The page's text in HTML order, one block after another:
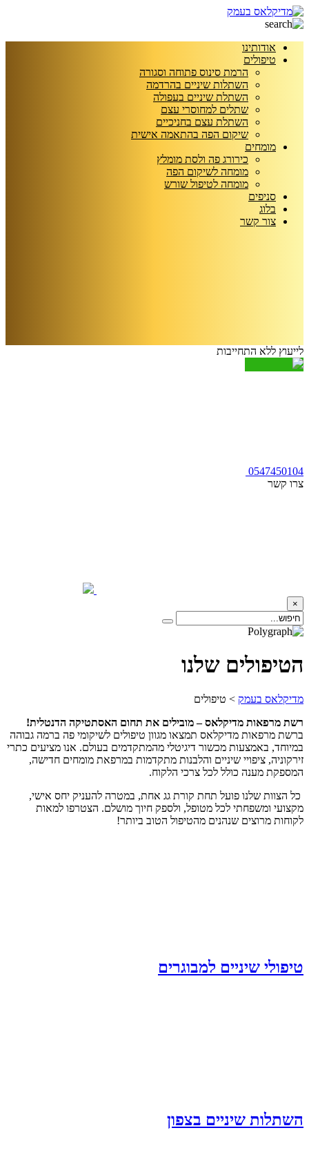
אודותינו
טיפולים
הרמת סינוס פתוחה וסגורה
השתלות שיניים בהרדמה
השתלת שיניים בעפולה
שתלים למחוסרי עצם
השתלת עצם בחניכיים
שיקום הפה בהתאמה אישית
מומחים
כירורג פה ולסת מומלץ
מומחה לשיקום הפה
מומחה לטיפול שורש
סניפים
בלוג
צור קשר
לייעוץ ללא התחייבות
0547450104
צרו קשר
×
הטיפולים שלנו
מדיקלאס בעמק > טיפולים
רשת מרפאות מדיקלאס – מובילים את תחום האסתטיקה הדנטלית!
ברשת מרפאות מדיקלאס תמצאו מגוון טיפולים לשיקומי פה ברמה גבוהה
במיוחד, באמצעות מכשור דיגיטלי מהמתקדמים בעולם. אנו מציעים כתרי
זירקוניה, ציפויי שיניים והלבנות מתקדמות במרפאת מומחים חדישה,
המספקת מענה כולל לכל צרכי הלקוח.
כל הצוות שלנו פועל תחת קורת גג אחת, במטרה להעניק יחס אישי,
מקצועי ומשפחתי לכל מטופל, ולספק חיוך מושלם. הצטרפו למאות
לקוחות מרוצים שנהנים מהטיפול הטוב ביותר!
טיפולי שיניים למבוגרים
השתלות שיניים בצפון